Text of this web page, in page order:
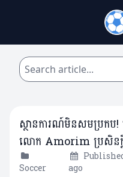
ស្ថានការណ៍មិនសមប្រកប!
លោក Amorim ប្រសិនក្
Soccer
ago